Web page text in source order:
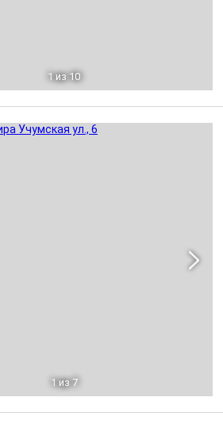
1 из 10
1 из 7